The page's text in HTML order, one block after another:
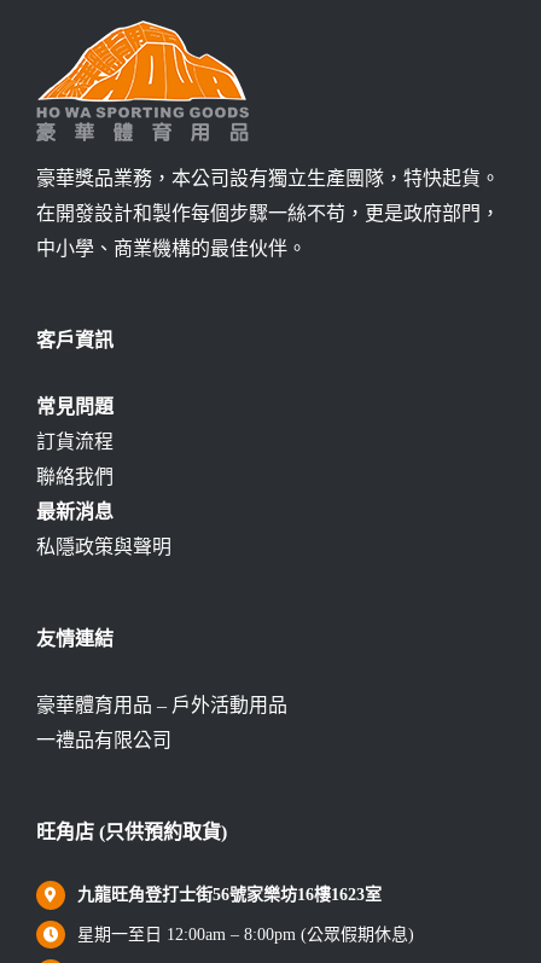
豪華獎品業務，本公司設有獨立生產團隊，特快起貨。
在開發設計和製作每個步驟一絲不苟，更是政府部門，
中小學、商業機構的最佳伙伴。
客戶資訊
常見問題
訂貨流程
聯絡我們
最新消息
私隱政策與聲明
友情連結
豪華體育用品 – 戶外活動用品
一禮品有限公司
旺角店 (只供預約取貨)
九龍旺角登打士街56號家樂坊16樓1623室
星期一至日 12:00am – 8:00pm (公眾假期休息)